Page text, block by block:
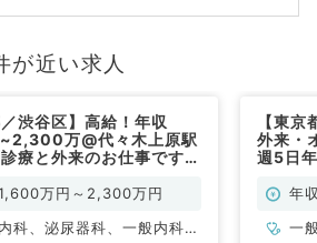
が近い求人
／渋谷区】高給！年収
万@代々木上原駅
療と外来のお仕事です
万円～2,300万円
科、泌尿器科、一般内科、
【東
外来・
週5日
科／常
年
一